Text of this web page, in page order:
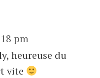
pm
heureuse du
vite